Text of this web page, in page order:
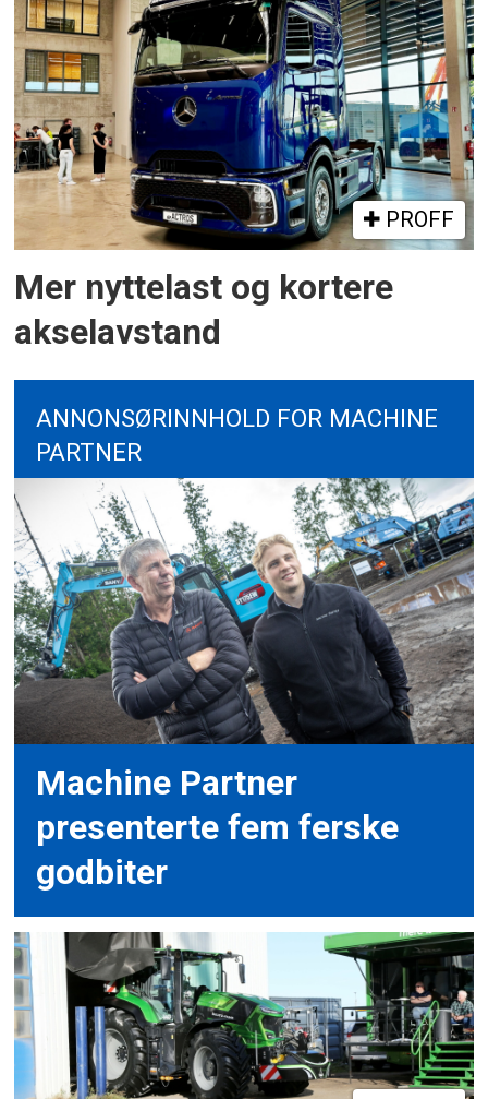
PROFF
Mer nyttelast og kortere
akselavstand
ANNONSØRINNHOLD FOR MACHINE
PARTNER
Machine Partner
presenterte fem ferske
godbiter